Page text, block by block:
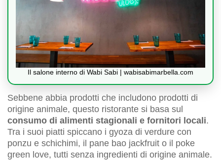
Il salone interno di Wabi Sabi | wabisabimarbella.com
Sebbene abbia prodotti che includono prodotti di
origine animale, questo ristorante si basa sul
consumo di alimenti stagionali e fornitori locali.
Tra i suoi piatti spiccano i gyoza di verdure con
ponzu e schichimi, il pane bao jackfruit o il poke
green love, tutti senza ingredienti di origine animale.